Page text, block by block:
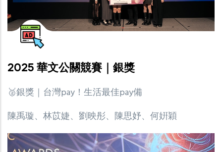
2025 華文公關競賽｜銀獎
🥈銀獎｜台灣pay！生活最佳pay備
陳禹璇、林苡婕、劉映彤、陳思妤、何姸穎